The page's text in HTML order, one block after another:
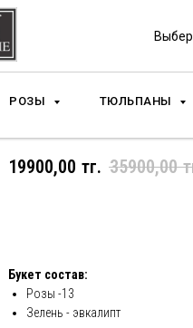
РОЗЫ ТЮЛЬПАНЫ
19900,00 тг. 35900,00
Букет состав:
Розы -13
Зелень - эвкалипт